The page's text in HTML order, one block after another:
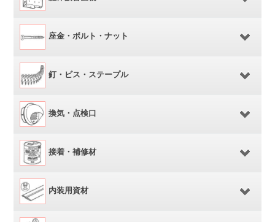
座金・ボルト・ナット
釘・ビス・ステープル
換気・点検口
接着・補修材
内装用資材